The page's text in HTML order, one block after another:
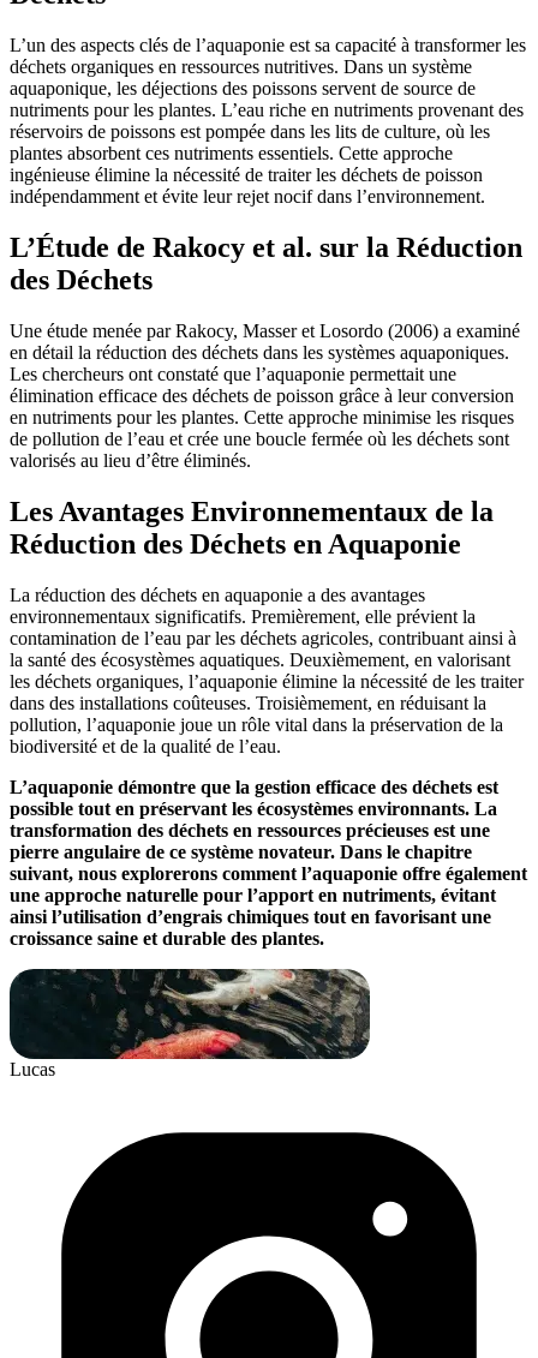
L’un des aspects clés de l’aquaponie est sa capacité à transformer les
déchets organiques en ressources nutritives. Dans un système
aquaponique, les déjections des poissons servent de source de
nutriments pour les plantes. L’eau riche en nutriments provenant des
réservoirs de poissons est pompée dans les lits de culture, où les
plantes absorbent ces nutriments essentiels. Cette approche
ingénieuse élimine la nécessité de traiter les déchets de poisson
indépendamment et évite leur rejet nocif dans l’environnement.
L’Étude de Rakocy et al. sur la Réduction
des Déchets
Une étude menée par Rakocy, Masser et Losordo (2006) a examiné
en détail la réduction des déchets dans les systèmes aquaponiques.
Les chercheurs ont constaté que l’aquaponie permettait une
élimination efficace des déchets de poisson grâce à leur conversion
en nutriments pour les plantes. Cette approche minimise les risques
de pollution de l’eau et crée une boucle fermée où les déchets sont
valorisés au lieu d’être éliminés.
Les Avantages Environnementaux de la
Réduction des Déchets en Aquaponie
La réduction des déchets en aquaponie a des avantages
environnementaux significatifs. Premièrement, elle prévient la
contamination de l’eau par les déchets agricoles, contribuant ainsi à
la santé des écosystèmes aquatiques. Deuxièmement, en valorisant
les déchets organiques, l’aquaponie élimine la nécessité de les traiter
dans des installations coûteuses. Troisièmement, en réduisant la
pollution, l’aquaponie joue un rôle vital dans la préservation de la
biodiversité et de la qualité de l’eau.
L’aquaponie démontre que la gestion efficace des déchets est
possible tout en préservant les écosystèmes environnants. La
transformation des déchets en ressources précieuses est une
pierre angulaire de ce système novateur. Dans le chapitre
suivant, nous explorerons comment l’aquaponie offre également
une approche naturelle pour l’apport en nutriments, évitant
ainsi l’utilisation d’engrais chimiques tout en favorisant une
croissance saine et durable des plantes.
Lucas